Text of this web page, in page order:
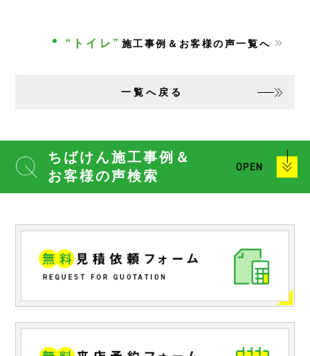
“トイレ” 施工事例＆お客様の声一覧へ
一覧へ戻る
ちばけん施工事例＆
お客様の声検索